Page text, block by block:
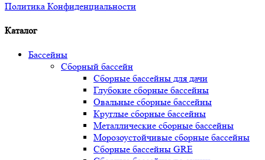
Политика Конфиденциальности
Каталог
Бассейны
Сборный бассейн
Сборные бассейны для дачи
Глубокие сборные бассейны
Овальные сборные бассейны
Круглые сборные бассейны
Металлические сборные бассейны
Морозоустойчивые сборные бассейны
Сборные бассейны GRE